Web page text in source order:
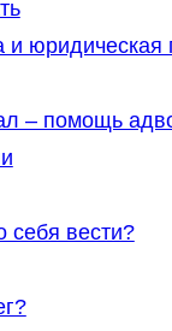
и
– помощь
себя вести?